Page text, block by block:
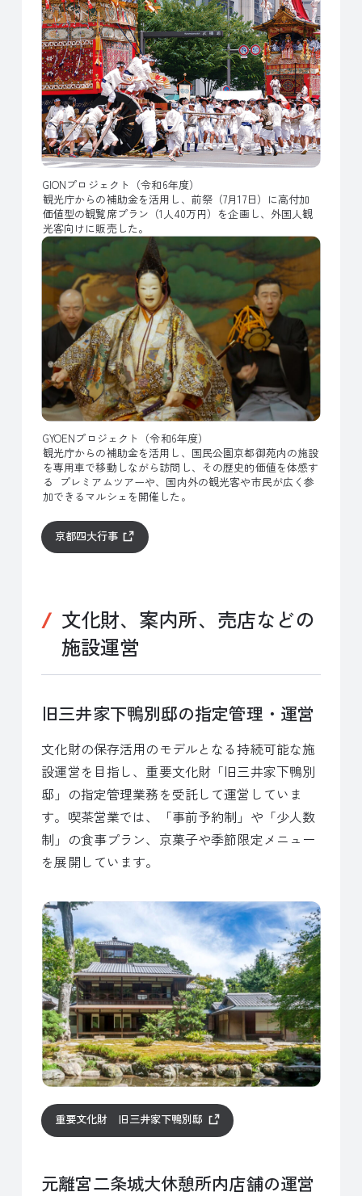
GIONプロジェクト（令和6年度）
観光庁からの補助金を活用し、前祭（7月17日）に高付加
価値型の観覧席プラン（1人40万円）を企画し、外国人観
光客向けに販売した。
GYOENプロジェクト（令和6年度）
観光庁からの補助金を活用し、国民公園京都御苑内の施設
を専用車で移動しながら訪問し、その歴史的価値を体感す
る プレミアムツアーや、国内外の観光客や市民が広く参
加できるマルシェを開催した。
京都四大行事
文化財、案内所、売店などの
施設運営
旧三井家下鴨別邸の指定管理・運営
文化財の保存活用のモデルとなる持続可能な施
設運営を目指し、重要文化財「旧三井家下鴨別
邸」の指定管理業務を受託して運営していま
す。喫茶営業では、「事前予約制」や「少人数
制」の食事プラン、京菓子や季節限定メニュー
を展開しています。
重要文化財 旧三井家下鴨別邸
元離宮二条城大休憩所内店舗の運営